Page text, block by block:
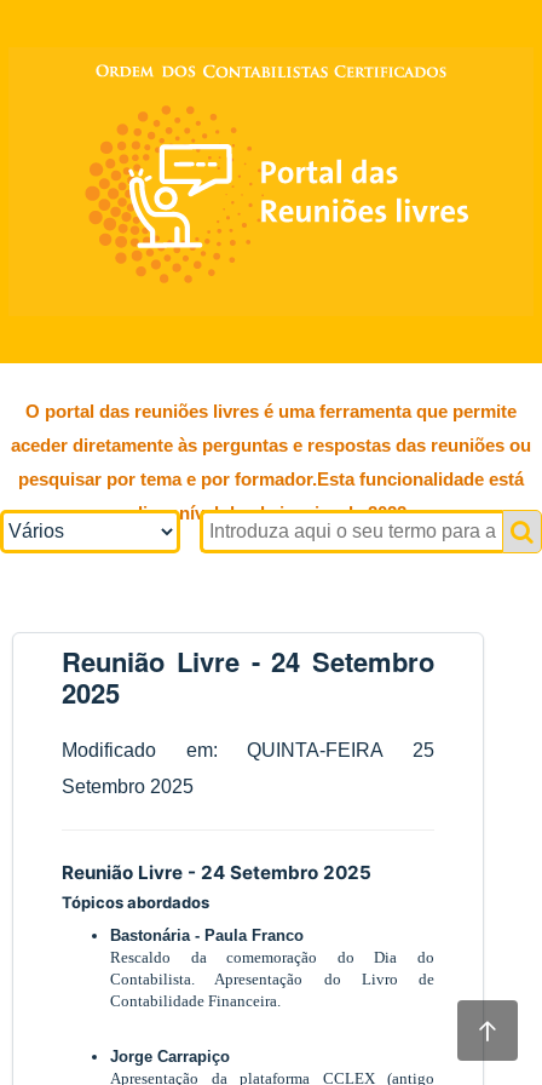
O portal das reuniões livres é uma ferramenta que permite
aceder diretamente às perguntas e respostas das reuniões ou
pesquisar por tema e por formador.Esta funcionalidade está
disponível desde janeiro de 2022.
Reunião Livre - 24 Setembro
2025
Modificado em: QUINTA-FEIRA 25
Setembro 2025
Reunião Livre - 24 Setembro 2025
Tópicos abordados
Bastonária - Paula Franco
Rescaldo da comemoração do Dia do
Contabilista. Apresentação do Livro de
Contabilidade Financeira.
Jorge Carrapiço
Apresentação da plataforma CCLEX (antigo